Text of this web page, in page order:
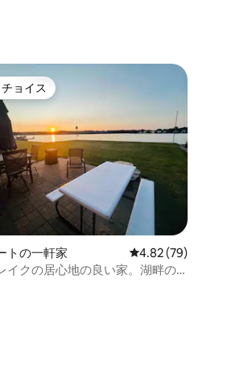
星中5つ星の平均評価
ョイス
ョイス
トの一軒家 レビュー79件、5つ星
4.82 (79)
イクの居心地の良い家。湖畔の